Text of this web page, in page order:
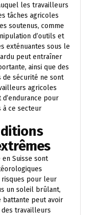
les travailleurs
tâches agricoles
soutenus, comme
d’outils et
exténuantes sous le
peut entraîner
ainsi que des
de sécurité ne sont
agricoles
pour
à ce secteur
Suisse sont
risques pour leur
un soleil brûlant,
battante peut avoir
travailleurs